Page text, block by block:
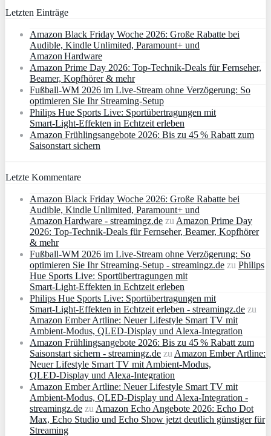
Letzten Einträge
Amazon Black Friday Woche 2026: Große Rabatte bei
Audible, Kindle Unlimited, Paramount+ und
Amazon Hardware
Amazon Prime Day 2026: Top-Technik-Deals für Fernseher,
Beamer, Kopfhörer & mehr
Fußball-WM 2026 im Live-Stream ohne Verzögerung: So
optimieren Sie Ihr Streaming-Setup
Philips Hue Sports Live: Sportübertragungen mit
Smart‑Light‑Effekten in Echtzeit erleben
Amazon Frühlingsangebote 2026: Bis zu 45 % Rabatt zum
Saisonstart sichern
Letzte Kommentare
Amazon Black Friday Woche 2026: Große Rabatte bei
Audible, Kindle Unlimited, Paramount+ und
Amazon Hardware - streamingz.de zu Amazon Prime Day
2026: Top-Technik-Deals für Fernseher, Beamer, Kopfhörer
& mehr
Fußball-WM 2026 im Live-Stream ohne Verzögerung: So
optimieren Sie Ihr Streaming-Setup - streamingz.de zu Philips
Hue Sports Live: Sportübertragungen mit
Smart‑Light‑Effekten in Echtzeit erleben
Philips Hue Sports Live: Sportübertragungen mit
Smart‑Light‑Effekten in Echtzeit erleben - streamingz.de zu
Amazon Ember Artline: Neuer Lifestyle Smart TV mit
Ambient‑Modus, QLED‑Display und Alexa‑Integration
Amazon Frühlingsangebote 2026: Bis zu 45 % Rabatt zum
Saisonstart sichern - streamingz.de zu Amazon Ember Artline:
Neuer Lifestyle Smart TV mit Ambient‑Modus,
QLED‑Display und Alexa‑Integration
Amazon Ember Artline: Neuer Lifestyle Smart TV mit
Ambient‑Modus, QLED‑Display und Alexa‑Integration -
streamingz.de zu Amazon Echo Angebote 2026: Echo Dot
Max, Echo Studio und Echo Show jetzt deutlich günstiger für
Streaming